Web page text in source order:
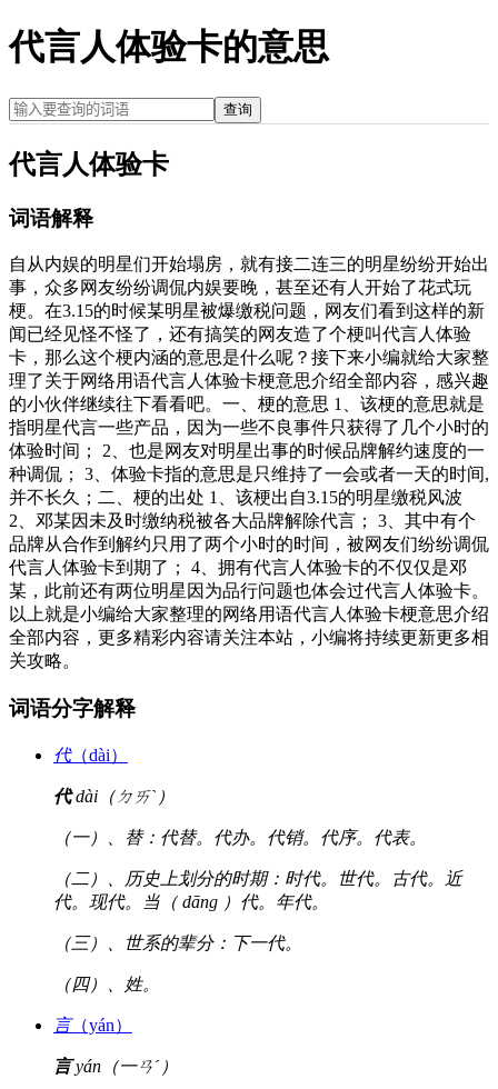
代言人体验卡的意思
查询
代言人体验卡
词语解释
自从内娱的明星们开始塌房，就有接二连三的明星纷纷开始出
事，众多网友纷纷调侃内娱要晚，甚至还有人开始了花式玩
梗。在3.15的时候某明星被爆缴税问题，网友们看到这样的新
闻已经见怪不怪了，还有搞笑的网友造了个梗叫代言人体验
卡，那么这个梗内涵的意思是什么呢？接下来小编就给大家整
理了关于网络用语代言人体验卡梗意思介绍全部内容，感兴趣
的小伙伴继续往下看看吧。一、梗的意思 1、该梗的意思就是
指明星代言一些产品，因为一些不良事件只获得了几个小时的
体验时间； 2、也是网友对明星出事的时候品牌解约速度的一
种调侃； 3、体验卡指的意思是只维持了一会或者一天的时间,
并不长久；二、梗的出处 1、该梗出自3.15的明星缴税风波
2、邓某因未及时缴纳税被各大品牌解除代言； 3、其中有个
品牌从合作到解约只用了两个小时的时间，被网友们纷纷调侃
代言人体验卡到期了； 4、拥有代言人体验卡的不仅仅是邓
某，此前还有两位明星因为品行问题也体会过代言人体验卡。
以上就是小编给大家整理的网络用语代言人体验卡梗意思介绍
全部内容，更多精彩内容请关注本站，小编将持续更新更多相
关攻略。
词语分字解释
代（dài）
代dài（ㄉㄞˋ）
（一）、替：代替。代办。代销。代序。代表。
（二）、历史上划分的时期：时代。世代。古代。近
代。现代。当（ dāng ）代。年代。
（三）、世系的辈分：下一代。
（四）、姓。
言（yán）
言yán（一ㄢˊ）